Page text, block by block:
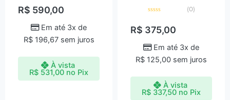
de
R$ 590,00
Em até 3x de
R$196,67sem juros
À vista
R$ 531,00 no Pix
de
(0)
R$ 375,00
Em até 3x de
R$ 125,00 sem juros
À vista
R$ 337,50 no Pix